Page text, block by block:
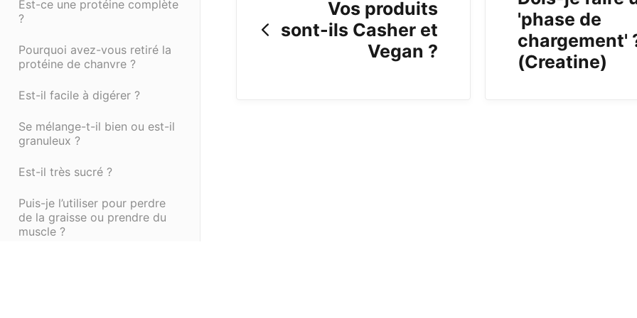
Est-ce une protéine complète
?
Pourquoi avez-vous retiré la
protéine de chanvre ?
Est-il facile à digérer ?
Se mélange-t-il bien ou est-il
granuleux ?
Est-il très sucré ?
Puis-je l’utiliser pour perdre
de la graisse ou prendre du
muscle ?
Vos produits
sont-ils Casher et
Vegan ?
'phase de
chargement'
(Creatine)